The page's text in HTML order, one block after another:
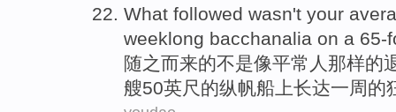
What followed wasn't your
weeklong bacchanalia on a 65-
随之而来的不是像平常人那样的
艘50英尺 的纵帆船上长达一周的